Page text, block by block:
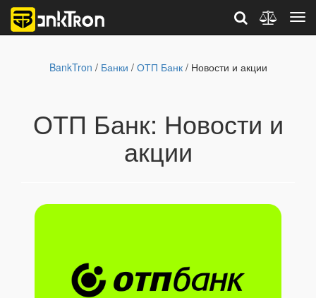
BankTron / Банки / ОТП Банк/ Новости и акции
ОТП Банк: Новости и
акции